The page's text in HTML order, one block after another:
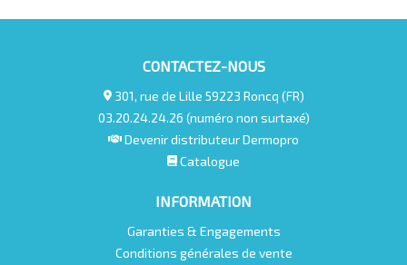
CONTACTEZ-NOUS
301, rue de Lille 59223 Roncq (FR)
03.20.24.24.26 (numéro non surtaxé)
Devenir distributeur Dermopro
Catalogue
INFORMATION
Garanties & Engagements
Conditions générales de vente